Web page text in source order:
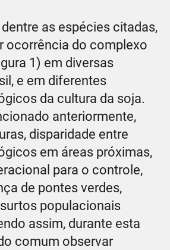
as espécies citadas,
ocorrência do complexo
1) em diversas
e em diferentes
da cultura da soja.
anteriormente,
disparidade entre
em áreas próximas,
para o controle,
de pontes verdes,
populacionais
assim, durante esta
comum observar